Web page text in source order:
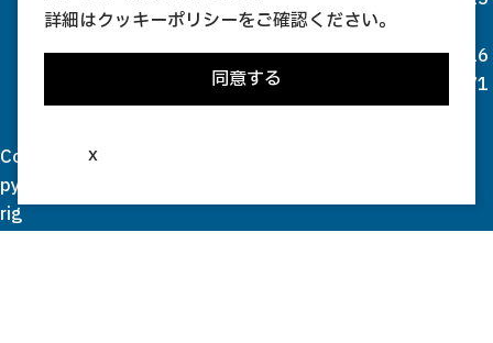
16
71
Co
py
rig
詳細はクッキーポリシーをご確認ください。
同意する
x